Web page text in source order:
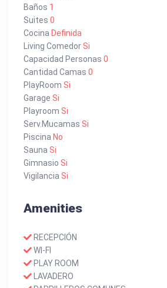
Baños 1
Suites 0
Cocina Definida
Living Comedor Si
Capacidad Personas 0
Cantidad Camas 0
PlayRoom Si
Garage Si
Playroom Si
Serv.Mucamas Si
Piscina No
Sauna Si
Gimnasio Si
Vigilancia Si
Amenities
RECEPCIÓN
WI-FI
PLAY ROOM
LAVADERO